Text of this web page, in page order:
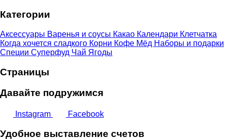
23,00 €
Категории
Аксессуары Варенья и соусы Какао Календари Клетчатка
Когда хочется сладкого Корни Кофе Мёд Наборы и подарки
Специи Суперфуд Чай Ягоды
Страницы
Давайте подружимся
Instagram Facebook
Удобное выставление счетов